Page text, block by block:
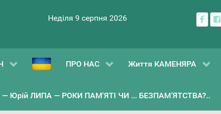
Неділя 9 серпня 2026
ПРО НАС Життя КАМЕНЯРА
— Юрій ЛИПА — РОКИ ПАМ'ЯТІ ЧИ ... БЕЗПАМ’ЯТСТВА?..